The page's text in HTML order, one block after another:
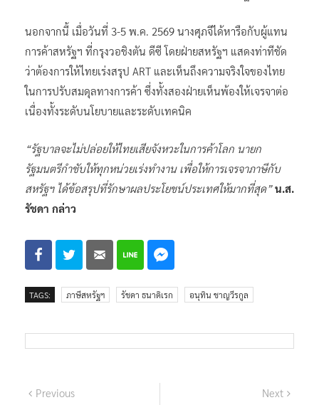
นอกจากนี้ เมื่อวันที่ 3-5 พ.ค. 2569 นางศุภจีได้หารือกับผู้แทน
การค้าสหรัฐฯ ที่กรุงวอชิงตัน ดีซี โดยฝ่ายสหรัฐฯ แสดงท่าทีชัด
ว่าต้องการให้ไทยเร่งสรุป ART และเห็นถึงความจริงใจของไทย
ในการปรับสมดุลทางการค้า ซึ่งทั้งสองฝ่ายเห็นพ้องให้เจรจาต่อ
เนื่องทั้งระดับนโยบายและระดับเทคนิค
“รัฐบาลจะไม่ปล่อยให้ไทยเสียจังหวะในการค้าโลก นายก
รัฐมนตรีกำชับให้ทุกหน่วยเร่งทำงาน เพื่อให้การเจรจาภาษีกับ
สหรัฐฯ ได้ข้อสรุปที่รักษาผลประโยชน์ประเทศให้มากที่สุด”น.ส.
รัชดา กล่าว
TAGS: ภาษีสหรัฐฯ รัชดา ธนาดิเรก อนุทิน ชาญวีรกูล
แนะแนว
PreviousPrevious
Next